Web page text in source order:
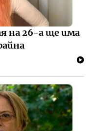
на 26-а ще има